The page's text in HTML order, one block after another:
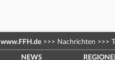
www.FFH.de >>> Nachrichten >>>
NEWS